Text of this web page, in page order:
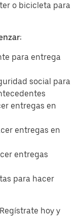
o bicicleta para
para entrega
social para
entregas en
entregas en
entregas
para hacer
hoy y